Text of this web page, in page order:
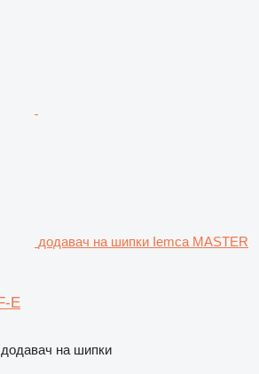
додавач на шипки Iemca MASTER
E
на шипки